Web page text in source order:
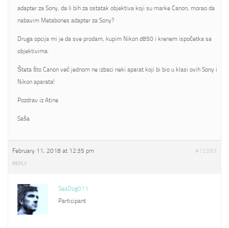
adapter za Sony, da li bih za ostatak objektiva koji su marke Canon, morao da
nabavim Metabones adapter za Sony?
Druga opcija mi je da sve prodam, kupim Nikon d850 i krenem ispočetka sa
objektivima.
Šteta što Canon već jednom ne izbaci neki aparat koji bi bio u klasi ovih Sony i
Nikon aparata!
Pozdrav iz Atine
Saša
February 11, 2018 at 12:35 pm #12393
REPLY
SeaDog011
Participant